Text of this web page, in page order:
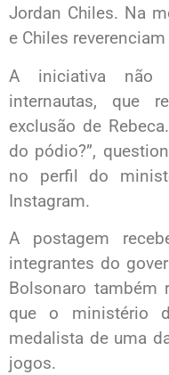
Jordan Chiles. Na
e Chiles
A iniciativa não
internautas, que
exclusão de
do pódio?”,
no perfil do
Instagram.
A postagem
integrantes do
Bolsonaro também
que o ministério
medalista de uma
jogos.